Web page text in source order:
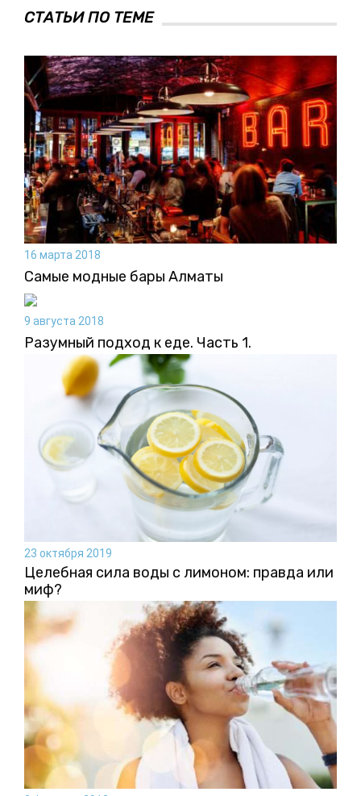
СТАТЬИ ПО ТЕМЕ
16 марта 2018
Самые модные бары Алматы
9 августа 2018
Разумный подход к еде. Часть 1.
23 октября 2019
Целебная сила воды с лимоном: правда или
миф?